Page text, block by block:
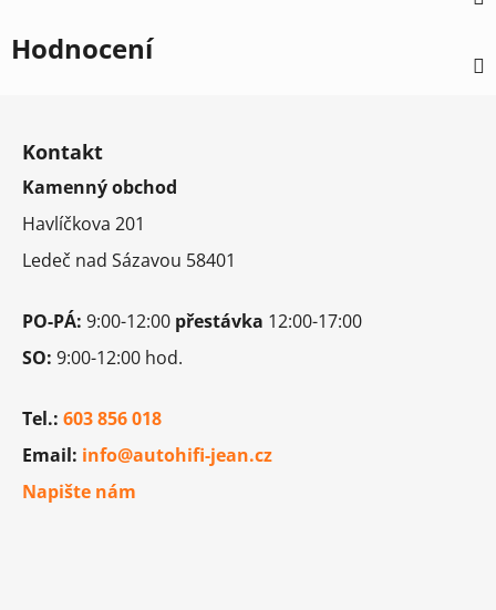
Hodnocení
Kontakt
Kamenný obchod
Havlíčkova 201
Ledeč nad Sázavou 58401
PO-PÁ: 9:00-12:00 přestávka 12:00-17:00
SO: 9:00-12:00 hod.
Tel.: 603 856 018
Email: info@autohifi-jean.cz
Napište nám